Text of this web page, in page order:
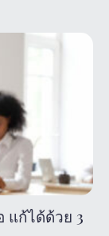
แก้ได้ด้วย 3